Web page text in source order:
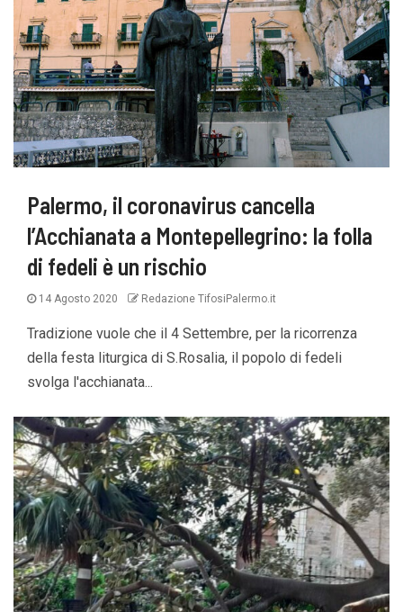
Palermo, il coronavirus cancella
l’Acchianata a Montepellegrino: la folla
di fedeli è un rischio
14 Agosto 2020 Redazione TifosiPalermo.it
Tradizione vuole che il 4 Settembre, per la ricorrenza
della festa liturgica di S.Rosalia, il popolo di fedeli
svolga l'acchianata...